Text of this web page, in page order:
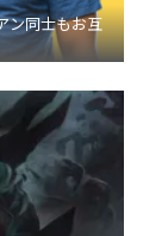
ン同士もお互